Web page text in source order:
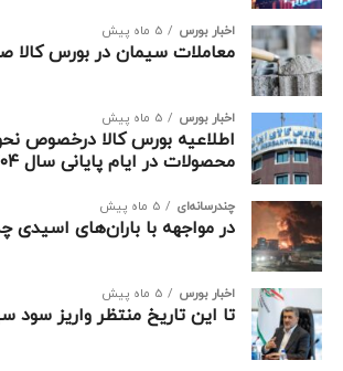
اخبار بورس 5 ماه پیش
معاملات سیمان در بورس کالا
اخبار بورس 5 ماه پیش
اطلاعیه بورس کالا درخصوص
محصولات در ایام پایانی سال ۱۴۰۴
چندرسانه‌ای 5 ماه پیش
در مواجهه با باران‌های
اخبار بورس 5 ماه پیش
تا این تاریخ منتظر واریز سود